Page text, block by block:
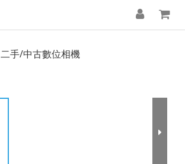
二手/中古數位相機